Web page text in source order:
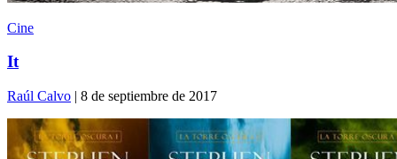
Cine
It
Raúl Calvo | 8 de septiembre de 2017